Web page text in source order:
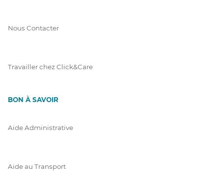
Nous Contacter
Travailler chez Click&Care
BON À SAVOIR
Aide Administrative
Aide au Transport